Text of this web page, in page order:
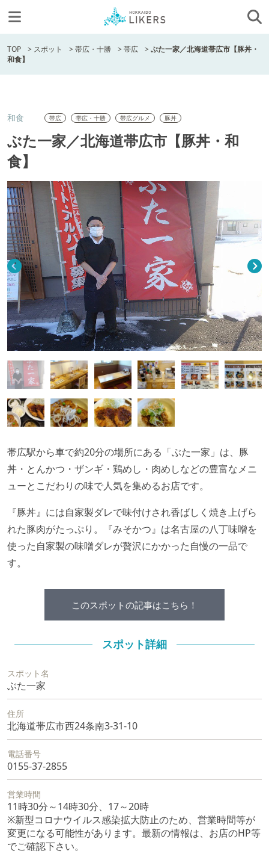
TOP > スポット >帯広・十勝 >帯広 >ぶた一家／北海道帯広市【豚丼・
和食】
和食 帯広 帯広・十勝 帯広グルメ 豚丼
ぶた一家／北海道帯広市【豚丼・和
食】
帯広駅から車で約20分の場所にある「ぶた一家」は、豚
丼・とんかつ・ザンギ・鶏めし・肉めしなどの豊富なメニ
ューとこだわりの味で人気を集めるお店です。
『豚丼』には自家製ダレで味付けされ香ばしく焼き上げら
れた豚肉がたっぷり。『みそかつ』は名古屋の八丁味噌を
使った自家製の味噌ダレが贅沢にかかった自慢の一品で
す。
このスポットの記事はこちら！
スポット詳細
スポット名
ぶた一家
住所
北海道帯広市西24条南3-31-10
電話番号
0155-37-2855
営業時間
11時30分～14時30分、17～20時
※新型コロナウイルス感染拡大防止のため、営業時間等が
変更になる可能性があります。最新の情報は、お店のHP等
でご確認下さい。